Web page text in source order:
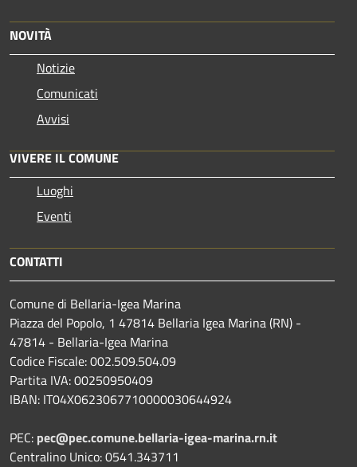
NOVITÀ
Notizie
Comunicati
Avvisi
VIVERE IL COMUNE
Luoghi
Eventi
CONTATTI
Comune di Bellaria-Igea Marina
Piazza del Popolo, 1 47814 Bellaria Igea Marina (RN) -
47814 - Bellaria-Igea Marina
Codice Fiscale: 002.509.504.09
Partita IVA: 00250950409
IBAN: IT04X0623067710000030644924
PEC: pec@pec.comune.bellaria-igea-marina.rn.it
Centralino Unico: 0541.343711